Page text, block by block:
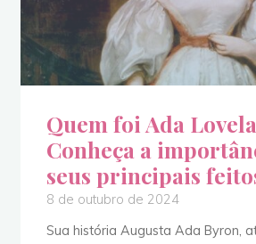
Quem foi Ada
Conheça a
seus principais
8 de outubro de 2024
Sua história Augusta Ada Byron,